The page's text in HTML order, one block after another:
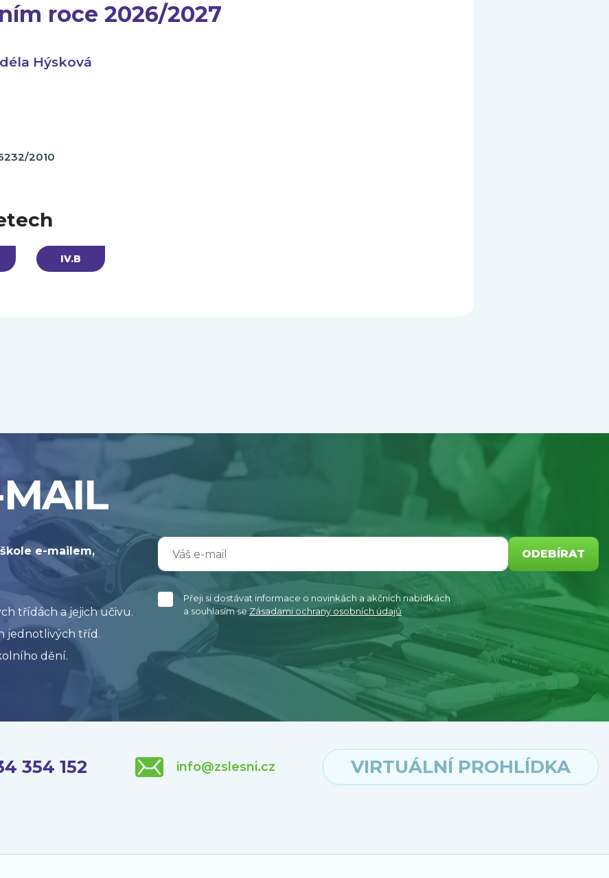
roce 2026/2027
Hýsková
2010
IV.B
e-mailem,
třídách a jejich učivu.
jednotlivých tříd.
dění.
ODEBÍRAT
Přeji si dostávat informace o novinkách a akčních nabídkách
a souhlasím seZásadami ochrany osobních údajů
354 152 info@zslesni.cz VIRTUÁLNÍ PROHLÍDKA